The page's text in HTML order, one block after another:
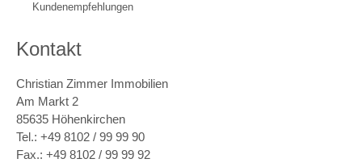
Kundenempfehlungen
Kontakt
Christian Zimmer Immobilien
Am Markt 2
85635 Höhenkirchen
Tel.: +49 8102 / 99 99 90
Fax.: +49 8102 / 99 99 92